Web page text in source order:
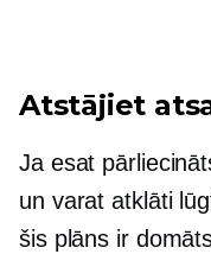
Atstājiet
Ja esat
un varat atklāti
šis plāns ir